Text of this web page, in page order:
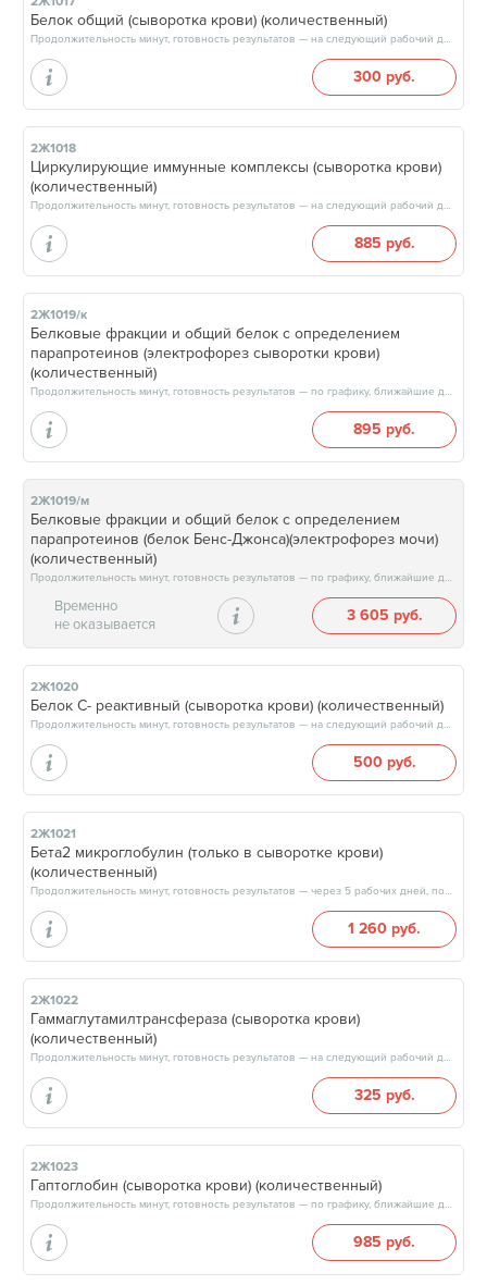
Белок общий (сыворотка крови) (количественный)
Продолжительность минут, готовность результатов — на следующий рабочий день, после 15:00
300 руб.
2Ж1018
Циркулирующие иммунные комплексы (сыворотка крови)
(количественный)
Продолжительность минут, готовность результатов — на следующий рабочий день, после 15:00
885 руб.
2Ж1019/к
Белковые фракции и общий белок c определением
парапротеинов (электрофорез сыворотки крови)
(количественный)
Продолжительность минут, готовность результатов — по графику, ближайшие даты: 12.08.26, 15.08.26, 19.08.26, 22.08.26, результат через 2 рабочих дня, после 17:00
895 руб.
2Ж1019/м
Белковые фракции и общий белок с определением
парапротеинов (белок Бенс-Джонса)(электрофорез мочи)
(количественный)
Продолжительность минут, готовность результатов — по графику, ближайшие даты: 12.08.26, 15.08.26, 19.08.26, 22.08.26, результат через 7 рабочих дней, после 17:00
Временно
не оказывается
3 605 руб.
2Ж1020
Белок С- реактивный (сыворотка крови) (количественный)
Продолжительность минут, готовность результатов — на следующий рабочий день
500 руб.
2Ж1021
Бета2 микроглобулин (только в сыворотке крови)
(количественный)
Продолжительность минут, готовность результатов — через 5 рабочих дней, после 17:00
1 260 руб.
2Ж1022
Гаммаглутамилтрансфераза (сыворотка крови)
(количественный)
Продолжительность минут, готовность результатов — на следующий рабочий день, после 15:00
325 руб.
2Ж1023
Гаптоглобин (сыворотка крови) (количественный)
Продолжительность минут, готовность результатов — по графику, ближайшие даты: 10.08.26, 12.08.26, 17.08.26, 19.08.26, результат через 4 рабочих дня, после 17:00
985 руб.